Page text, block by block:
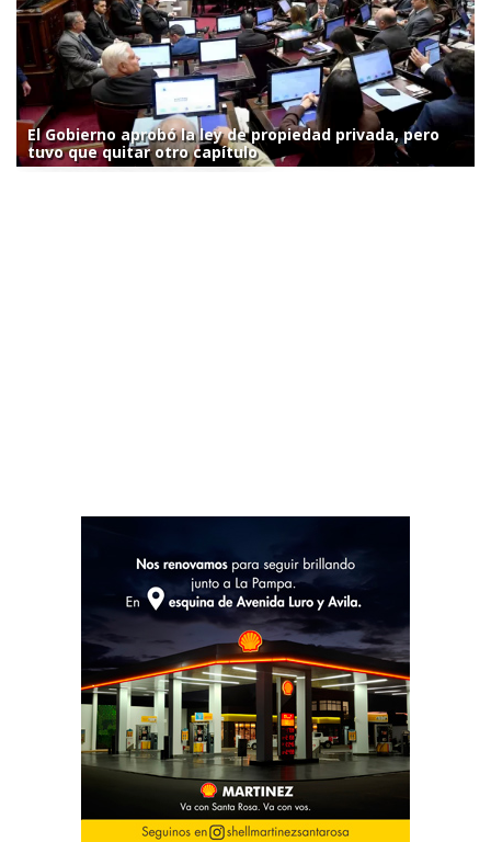
El Gobierno aprobó la ley de propiedad privada, pero
tuvo que quitar otro capítulo